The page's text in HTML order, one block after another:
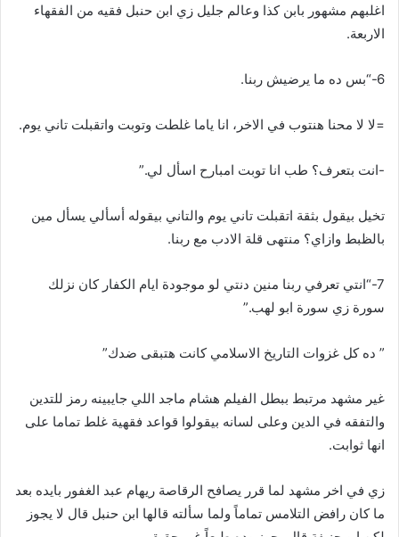
اغلبهم مشهور بابن كذا وعالم جليل زي ابن حنبل فقيه من الفقهاء
الاربعة.
6-“بس ده ما يرضيش ربنا.
=لا لا محنا هنتوب في الاخر، انا ياما غلطت وتوبت واتقبلت تاني يوم.
-انت بتعرف؟ طب انا توبت امبارح اسأل لي.”
تخيل بيقول بثقة اتقبلت تاني يوم والتاني بيقوله أسألي يسأل مين
بالظبط وازاي؟ منتهى قلة الادب مع ربنا.
7-“انتي تعرفي ربنا منين دنتي لو موجودة ايام الكفار كان نزلك
سورة زي سورة ابو لهب.”
” ده كل غزوات التاريخ الاسلامي كانت هتبقى ضدك”
غير مشهد مرتبط ببطل الفيلم هشام ماجد اللي جايبينه رمز للتدين
والتفقه في الدين وعلى لسانه بيقولوا قواعد فقهية غلط تماما على
انها ثوابت.
زي في اخر مشهد لما قرر يصافح الرقاصة ريهام عبد الغفور بايده بعد
ما كان رافض التلامس تماماً ولما سألته قالها ابن حنبل قال لا يجوز